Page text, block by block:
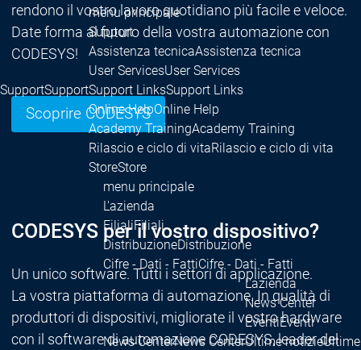
SupportSupport
menu principale
Support
Assistenza tecnicaAssistenza tecnica
User ServicesUser Services
Support LinksSupport Links
Online HelpOnline Help
Academy TrainingAcademy Training
Rilascio e ciclo di vitaRilascio e ciclo di vita
StoreStore
menu principale
L'azienda
FilialiFiliali
DistribuzioneDistribuzione
Cifre - Dati - FattiCifre - Dati - Fatti
News CenterNews Center
L'azienda
News Center
EventiEventi
Ultime notizie
rendono il vostro lavoro quotidiano più facile e veloce.
Date forma al futuro della vostra automazione con
CODESYS!
Scoprire CODESYS
CODESYS per il vostro dispositivo?
Un unico software. Tutti i settori di applicazione.
La vostra piattaforma di automazione. In qualità di
produttori di dispositivi, migliorate il vostro hardware
con il software di automazione CODESYS, leader del